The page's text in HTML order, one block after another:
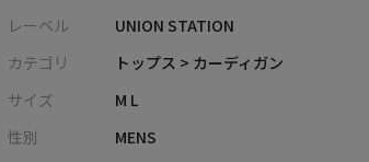
レーベル
UNION STATION
カテゴリ
トップス > カーディガン
サイズ
M L
性別
MENS